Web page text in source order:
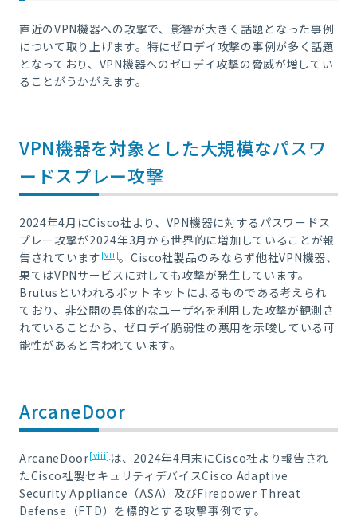
直近のVPN機器への攻撃で、影響が大きく話題となった事例
について取り上げます。特にゼロデイ攻撃の事例が多く話題
となっており、VPN機器へのゼロデイ攻撃の脅威が増してい
ることがうかがえます。
VPN機器を対象とした大規模なパスワ
ードスプレー攻撃
2024年4月にCisco社より、VPN機器に対するパスワードス
プレー攻撃が2024年3月から世界的に増加していることが報
告されています[vii]。Cisco社製品のみならず他社VPN機器、
果てはVPNサービスに対しても攻撃が発生しています。
Brutusといわれるボットネットによるものである考えられ
ており、非公開の具体的なユーザ名を利用した攻撃が観測さ
れていることから、ゼロデイ脆弱性の悪用を示唆している可
能性があると言われています。
ArcaneDoor
ArcaneDoor[viii] は、2024年4月末にCisco社より報告され
たCisco社製セキュリティデバイスCisco Adaptive
Security Appliance（ASA）及びFirepower Threat
Defense（FTD）を標的とする攻撃事例です。